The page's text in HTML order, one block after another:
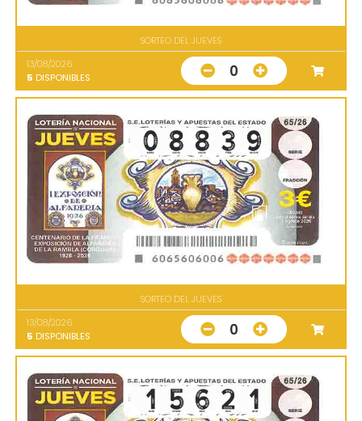
SORTEO DEL JUEVES
13/08/2026
5 DISPONIBLES 0
SORTEO DEL JUEVES
13/08/2026
5 DISPONIBLES 0